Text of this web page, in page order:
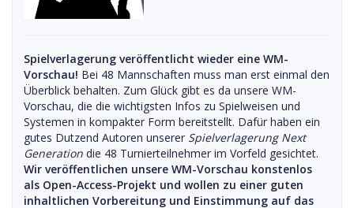
Spielverlagerung veröffentlicht wieder eine WM-
Vorschau! Bei 48 Mannschaften muss man erst einmal den
Überblick behalten. Zum Glück gibt es da unsere WM-
Vorschau, die die wichtigsten Infos zu Spielweisen und
Systemen in kompakter Form bereitstellt. Dafür haben ein
gutes Dutzend Autoren unserer Spielverlagerung Next
Generation die 48 Turnierteilnehmer im Vorfeld gesichtet.
Wir veröffentlichen unsere WM-Vorschau konstenlos
als Open-Access-Projekt und wollen zu einer guten
inhaltlichen Vorbereitung und Einstimmung auf das